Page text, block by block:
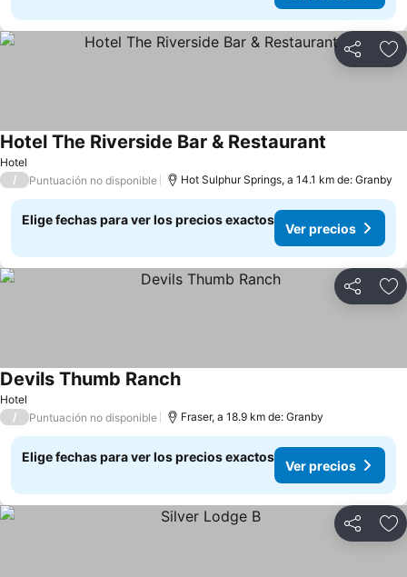
Compartir
Hotel
Hotel The Riverside Bar & Restaurant
/ Puntuación no disponible Hot Sulphur Springs, a 14.1 km de: Granby
Elige fechas para ver los precios exactos
Ver precios
Compartir
Hotel
Devils Thumb Ranch
/ Puntuación no disponible Fraser, a 18.9 km de: Granby
Elige fechas para ver los precios exactos
Ver precios
Compartir